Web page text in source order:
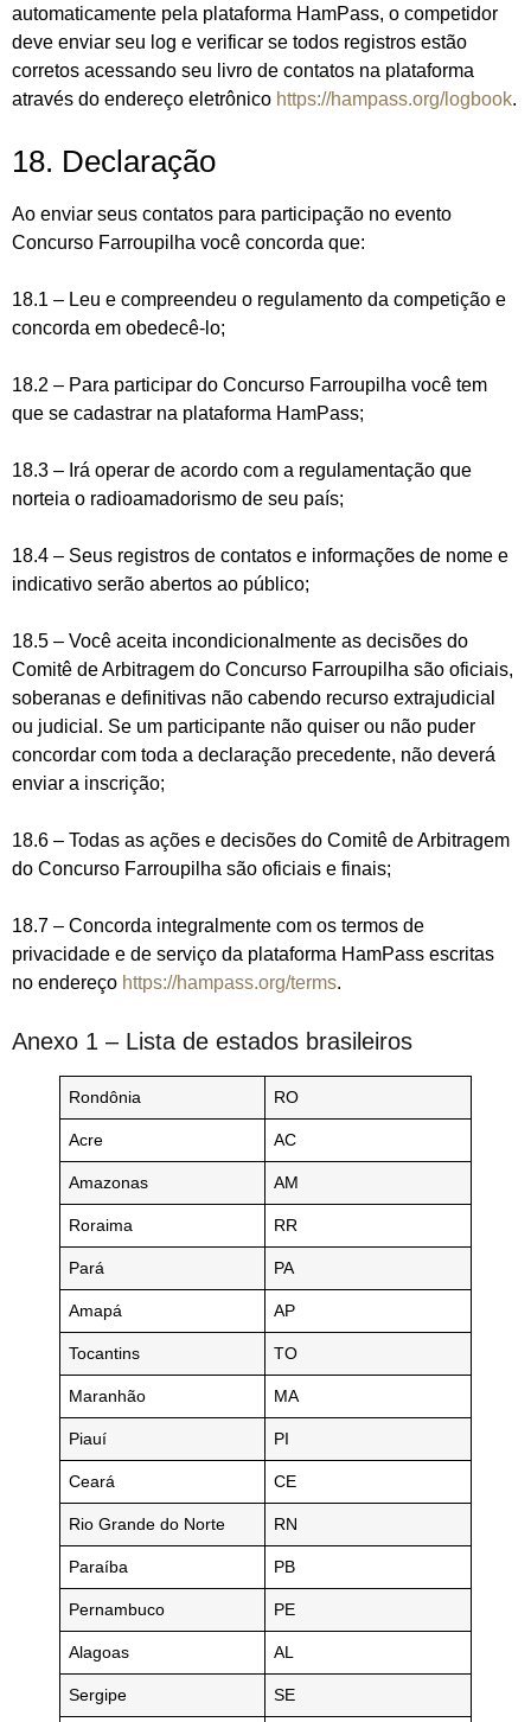
automaticamente pela plataforma HamPass, o competidor
deve enviar seu log e verificar se todos registros estão
corretos acessando seu livro de contatos na plataforma
através do endereço eletrônico https://hampass.org/logbook.
18. Declaração
Ao enviar seus contatos para participação no evento
Concurso Farroupilha você concorda que:
18.1 – Leu e compreendeu o regulamento da competição e
concorda em obedecê-lo;
18.2 – Para participar do Concurso Farroupilha você tem
que se cadastrar na plataforma HamPass;
18.3 – Irá operar de acordo com a regulamentação que
norteia o radioamadorismo de seu país;
18.4 – Seus registros de contatos e informações de nome e
indicativo serão abertos ao público;
18.5 – Você aceita incondicionalmente as decisões do
Comitê de Arbitragem do Concurso Farroupilha são oficiais,
soberanas e definitivas não cabendo recurso extrajudicial
ou judicial. Se um participante não quiser ou não puder
concordar com toda a declaração precedente, não deverá
enviar a inscrição;
18.6 – Todas as ações e decisões do Comitê de Arbitragem
do Concurso Farroupilha são oficiais e finais;
18.7 – Concorda integralmente com os termos de
privacidade e de serviço da plataforma HamPass escritas
no endereço https://hampass.org/terms.
Anexo 1 – Lista de estados brasileiros
Rondônia RO
Acre AC
Amazonas AM
Roraima RR
Pará PA
Amapá AP
Tocantins TO
Maranhão MA
Piauí PI
Ceará CE
Rio Grande do Norte RN
Paraíba PB
Pernambuco PE
Alagoas AL
Sergipe SE